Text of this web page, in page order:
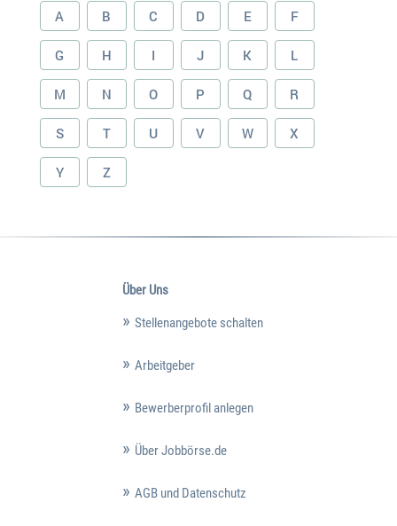
A B C D E F
G H I J K L
M N O P Q R
S T U V W X
Y Z
Über Uns
Stellenangebote schalten
Arbeitgeber
Bewerberprofil anlegen
Über Jobbörse.de
AGB und Datenschutz